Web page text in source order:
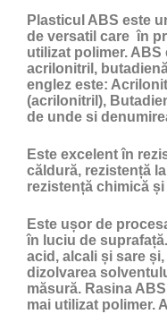
Plasticul ABS este
de versatil care în
utilizat polimer.
acrilonitril,
englez este:
(acrilonitril),
de unde si
Este excelent în
căldură, rezistență
rezistență chimică
Este ușor de
în luciu de
acid, alcali și sare
dizolvarea
măsură. Rasina
mai utilizat polimer.